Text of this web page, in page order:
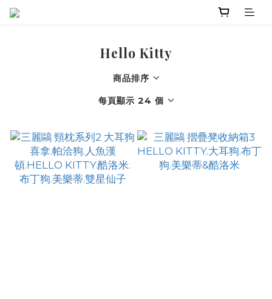
Hello Kitty
商品排序
每頁顯示 24 個